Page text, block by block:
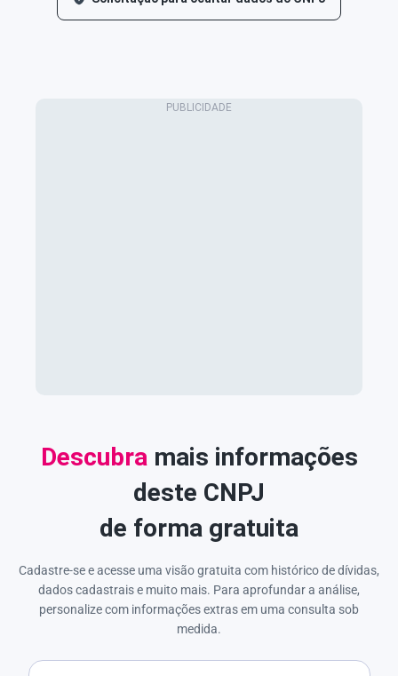
Descubra mais informações
deste CNPJ
de forma gratuita
Cadastre-se e acesse uma visão gratuita com histórico de dívidas,
dados cadastrais e muito mais. Para aprofundar a análise,
personalize com informações extras em uma consulta sob
medida.